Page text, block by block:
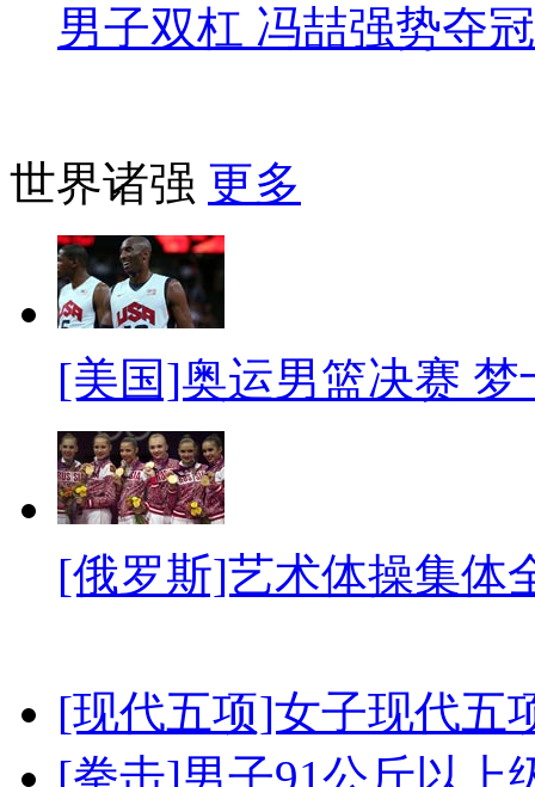
男子双杠 冯喆强势夺冠
世界诸强 更多
[美国]奥运男篮决赛
[俄罗斯]艺术体操集体
[现代五项]女子现代五
[拳击]男子91公斤以上